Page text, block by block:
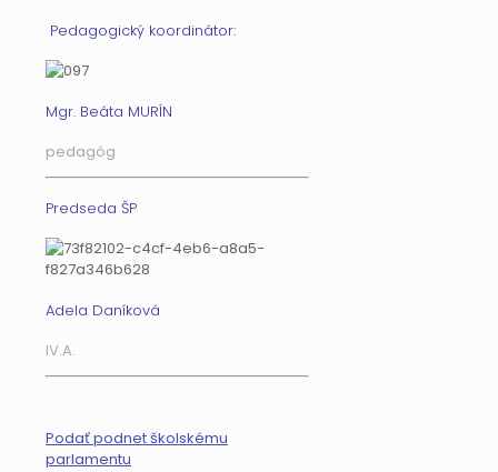
Pedagogický koordinátor:
Mgr. Beáta MURÍN
pedagóg
Predseda ŠP
Adela Daníková
IV.A.
Podať podnet školskému
parlamentu